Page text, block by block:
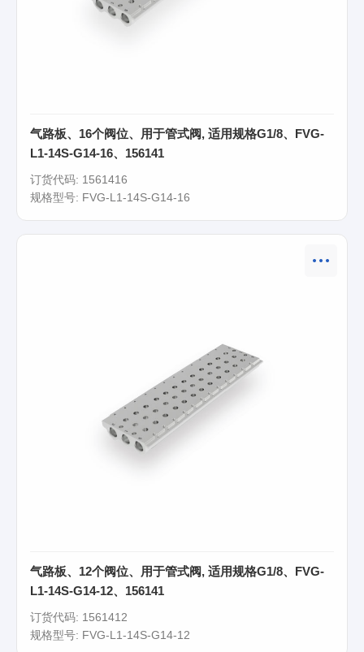
气路板、16个阀位、用于管式阀, 适用规格G1/8、FVG-
L1-14S-G14-16、156141
订货代码: 1561416
规格型号: FVG-L1-14S-G14-16
气路板、12个阀位、用于管式阀, 适用规格G1/8、FVG-
L1-14S-G14-12、156141
订货代码: 1561412
规格型号: FVG-L1-14S-G14-12